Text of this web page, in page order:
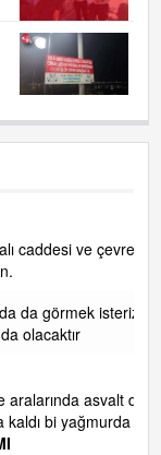
ve çevresidir.
isteriz
asvalt döke
bi yağmurda